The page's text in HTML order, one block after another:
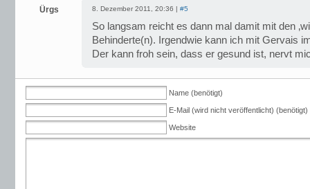
Ürgs 8. Dezember 2011, 20:36 | #5
So langsam reicht es dann mal damit mit den
Behinderte(n). Irgendwie kann ich mit Gervais
Der kann froh sein, dass er gesund ist, nervt
Name (benötigt)
E-Mail (wird nicht veröffentlicht) (benötigt)
Website